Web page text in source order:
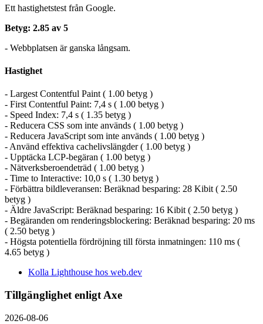
Ett hastighetstest från Google.
Betyg: 2.85 av 5
- Webbplatsen är ganska långsam.
Hastighet
- Largest Contentful Paint ( 1.00 betyg )
- First Contentful Paint: 7,4 s ( 1.00 betyg )
- Speed Index: 7,4 s ( 1.35 betyg )
- Reducera CSS som inte används ( 1.00 betyg )
- Reducera JavaScript som inte används ( 1.00 betyg )
- Använd effektiva cachelivslängder ( 1.00 betyg )
- Upptäcka LCP-begäran ( 1.00 betyg )
- Nätverksberoendeträd ( 1.00 betyg )
- Time to Interactive: 10,0 s ( 1.30 betyg )
- Förbättra bildleveransen: Beräknad besparing: 28 Kibit ( 2.50
betyg )
- Äldre JavaScript: Beräknad besparing: 16 Kibit ( 2.50 betyg )
- Begäranden om renderingsblockering: Beräknad besparing: 20 ms
( 2.50 betyg )
- Högsta potentiella fördröjning till första inmatningen: 110 ms (
4.65 betyg )
Kolla Lighthouse hos web.dev
Tillgänglighet enligt Axe
2026-08-06